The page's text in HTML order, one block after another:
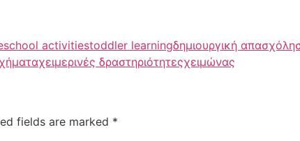
activitiestoddler learningδημιουργική
χειμερινές δραστηριότητεςχειμώνας
fields are marked *